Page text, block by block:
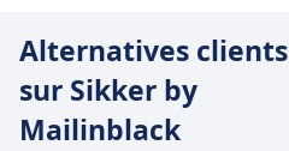
Alternatives clients
sur Sikker by
Mailinblack